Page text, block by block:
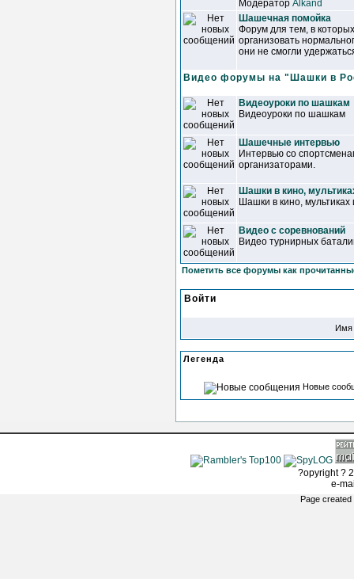
Модератор Alkand
Шашечная помойка
Форум для тем, в
организовать
они не смогли
Видео форумы на "Шашки в
Видеоуроки по шашкам
Видеоуроки по шашкам
Шашечные интервью
Интервью со
организаторами.
Шашки в кино,
Шашки в кино, мультиках
Видео с соревнований
Видео турнирных
Пометить все форумы как
Войти
Имя
Легенда
Новые
?opyright ?
e-
Page